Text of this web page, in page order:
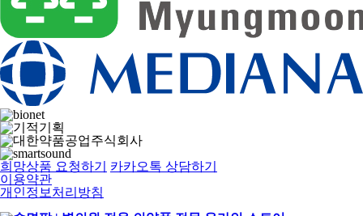
희망상품 요청하기
카카오톡 상담하기
이용약관
개인정보처리방침